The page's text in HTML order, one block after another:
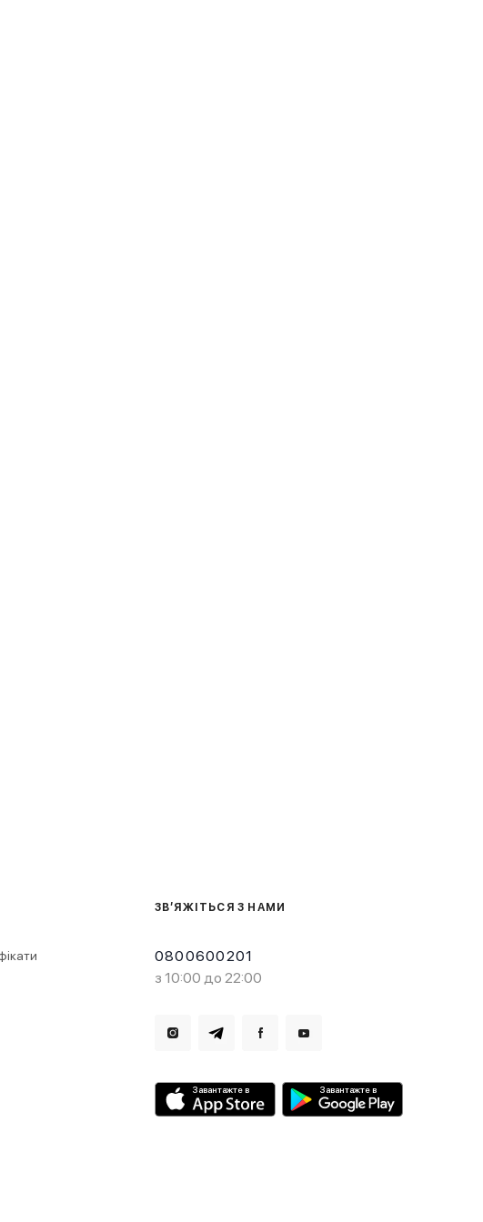
ЗВ’ЯЖІТЬСЯ З НАМИ
0800600201
з 10:00 до 22:00
Завантажте в Завантажте в